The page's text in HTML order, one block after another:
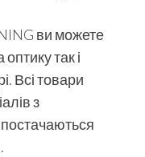
ви можете
так і
Всі товари
з